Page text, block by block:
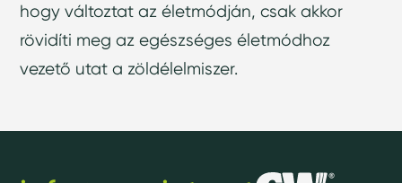
hogy változtat az életmódján, csak akkor
rövidíti meg az egészséges életmódhoz
vezető utat a zöldélelmiszer.